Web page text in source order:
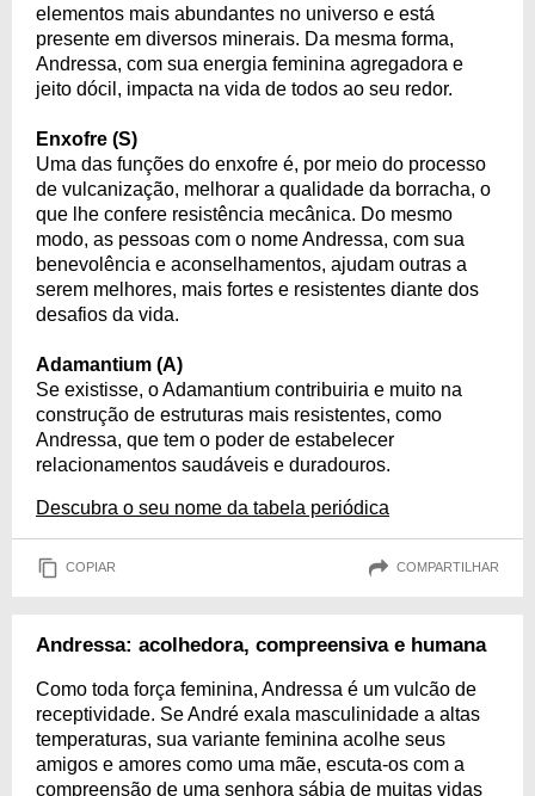
elementos mais abundantes no universo e está
presente em diversos minerais. Da mesma forma,
Andressa, com sua energia feminina agregadora e
jeito dócil, impacta na vida de todos ao seu redor.
Enxofre (S)
Uma das funções do enxofre é, por meio do processo
de vulcanização, melhorar a qualidade da borracha, o
que lhe confere resistência mecânica. Do mesmo
modo, as pessoas com o nome Andressa, com sua
benevolência e aconselhamentos, ajudam outras a
serem melhores, mais fortes e resistentes diante dos
desafios da vida.
Adamantium (A)
Se existisse, o Adamantium contribuiria e muito na
construção de estruturas mais resistentes, como
Andressa, que tem o poder de estabelecer
relacionamentos saudáveis e duradouros.
Descubra o seu nome da tabela periódica
COPIAR COMPARTILHAR
Andressa: acolhedora, compreensiva e humana
Como toda força feminina, Andressa é um vulcão de
receptividade. Se André exala masculinidade a altas
temperaturas, sua variante feminina acolhe seus
amigos e amores como uma mãe, escuta-os com a
compreensão de uma senhora sábia de muitas vidas